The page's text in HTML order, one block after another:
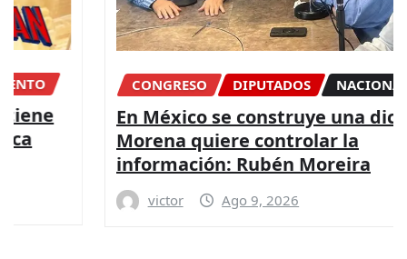
CONGRESO DIPUTADOS NACIONAL
En México se construye una dictadura,
Morena quiere controlar la
información: Rubén Moreira
Ago 9, 2026